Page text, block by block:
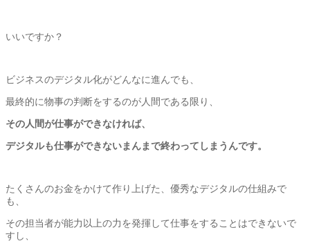
いいですか？
ビジネスのデジタル化がどんなに進んでも、
最終的に物事の判断をするのが人間である限り、
その人間が仕事ができなければ、
デジタルも仕事ができないまんまで終わってしまうんです。
たくさんのお金をかけて作り上げた、 優秀なデジタルの仕組みで
も、
その担当者が能力以上の力を発揮して仕事をすることはできないで
すし、